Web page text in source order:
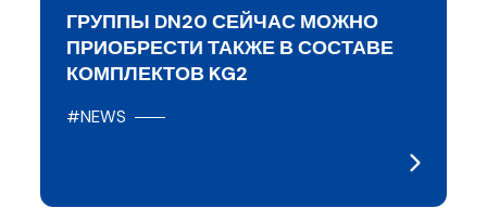
ГРУППЫ DN20 СЕЙЧАС МОЖНО
ПРИОБРЕСТИ ТАКЖЕ В СОСТАВЕ
КОМПЛЕКТОВ KG2
#NEWS